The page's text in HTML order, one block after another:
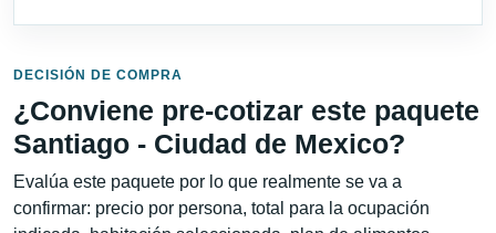
DECISIÓN DE COMPRA
¿Conviene pre-cotizar este paquete
Santiago - Ciudad de Mexico?
Evalúa este paquete por lo que realmente se va a
confirmar: precio por persona, total para la ocupación